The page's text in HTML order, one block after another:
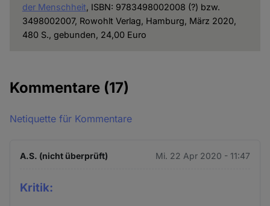
der Menschheit, ISBN: 9783498002008 (?) bzw.
3498002007, Rowohlt Verlag, Hamburg, März 2020,
480 S., gebunden, 24,00 Euro
Kommentare (17)
Netiquette für Kommentare
A.S. (nicht überprüft) Mi. 22 Apr 2020 - 11:47
Kritik: